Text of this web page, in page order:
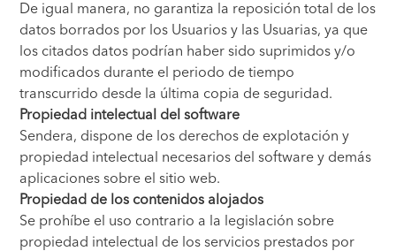
De igual manera, no garantiza la reposición total de los
datos borrados por los Usuarios y las Usuarias, ya que
los citados datos podrían haber sido suprimidos y/o
modificados durante el periodo de tiempo
transcurrido desde la última copia de seguridad.
Propiedad intelectual del software
Sendera, dispone de los derechos de explotación y
propiedad intelectual necesarios del software y demás
aplicaciones sobre el sitio web.
Propiedad de los contenidos alojados
Se prohíbe el uso contrario a la legislación sobre
propiedad intelectual de los servicios prestados por